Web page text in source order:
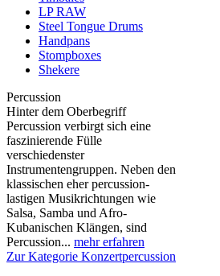
LP RAW
Steel Tongue Drums
Handpans
Stompboxes
Shekere
Percussion
Hinter dem Oberbegriff
Percussion verbirgt sich eine
faszinierende Fülle
verschiedenster
Instrumentengruppen. Neben den
klassischen eher percussion-
lastigen Musikrichtungen wie
Salsa, Samba und Afro-
Kubanischen Klängen, sind
Percussion... mehr erfahren
Zur Kategorie Konzertpercussion